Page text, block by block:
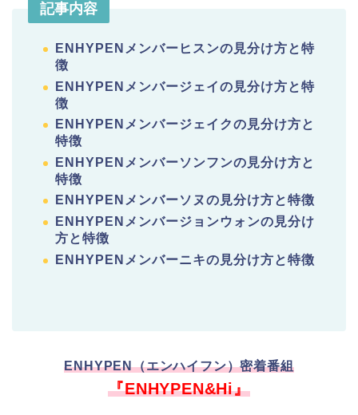
記事内容
ENHYPENメンバーヒスンの見分け方と特
徴
ENHYPENメンバージェイの見分け方と特
徴
ENHYPENメンバージェイクの見分け方と
特徴
ENHYPENメンバーソンフンの見分け方と
特徴
ENHYPENメンバーソヌの見分け方と特徴
ENHYPENメンバージョンウォンの見分け
方と特徴
ENHYPENメンバーニキの見分け方と特徴
ENHYPEN（エンハイフン）密着番組
『ENHYPEN&Hi』